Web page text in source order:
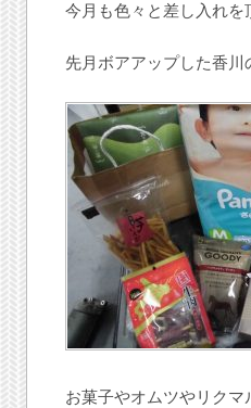
今月も色々と差し入れを
先月ボアアップした香
お菓子やオムツやリクマ